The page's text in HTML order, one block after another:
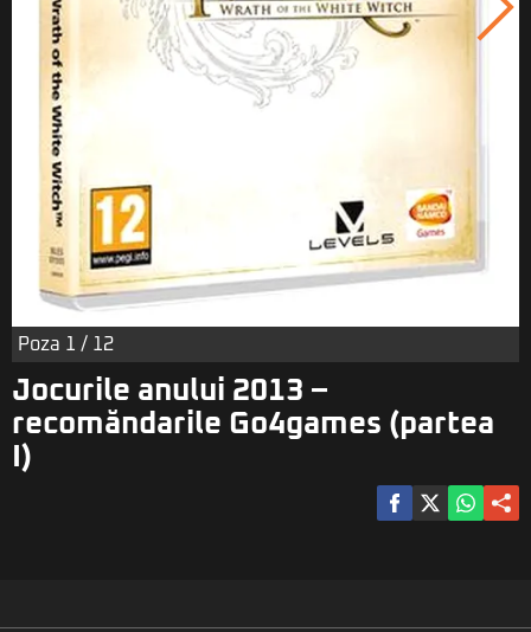
Poza 1 / 12
Jocurile anului 2013 –
recomăndarile Go4games (partea
I)